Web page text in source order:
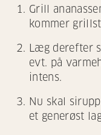
Grill
kommer
Læg derefter
evt. på
intens.
Nu skal
et generøst